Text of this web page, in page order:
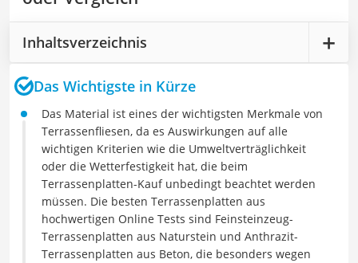
Inhaltsverzeichnis
Das Wichtigste in Kürze
Das Material ist eines der wichtigsten Merkmale von
Terrassenfliesen, da es Auswirkungen auf alle
wichtigen Kriterien wie die Umweltverträglichkeit
oder die Wetterfestigkeit hat, die beim
Terrassenplatten-Kauf unbedingt beachtet werden
müssen. Die besten Terrassenplatten aus
hochwertigen Online Tests sind Feinsteinzeug-
Terrassenplatten aus Naturstein und Anthrazit-
Terrassenplatten aus Beton, die besonders wegen